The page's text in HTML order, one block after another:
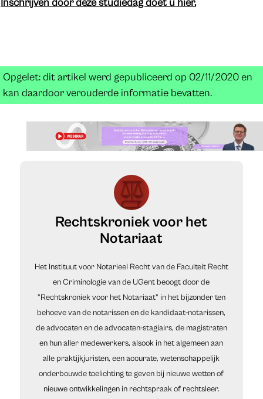
Inschrijven door deze studiedag doet u hier.
Opgelet: dit artikel werd gepubliceerd op 02/11/2020 en
kan daardoor verouderde informatie bevatten.
Rechtskroniek voor het
Notariaat
Het Instituut voor Notarieel Recht van de Faculteit Recht
en Criminologie van de UGent beoogt door de
"Rechtskroniek voor het Notariaat" in het bijzonder ten
behoeve van de notarissen en de kandidaat-notarissen,
de advocaten en de advocaten-stagiairs, de magistraten
en hun aller medewerkers, alsook in het algemeen aan
alle praktijkjuristen, een accurate, wetenschappelijk
onderbouwde toelichting te geven bij nieuwe wetten of
nieuwe ontwikkelingen in rechtspraak of rechtsleer.